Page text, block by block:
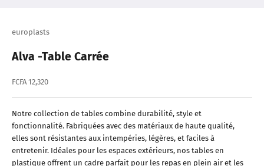
europlasts
Alva -Table Carrée
Prix de vente
FCFA 12,320
Notre collection de tables combine durabilité, style et
fonctionnalité. Fabriquées avec des matériaux de haute qualité,
elles sont résistantes aux intempéries, légères, et faciles à
entretenir. Idéales pour les espaces extérieurs, nos tables en
plastique offrent un cadre parfait pour les repas en plein air et les